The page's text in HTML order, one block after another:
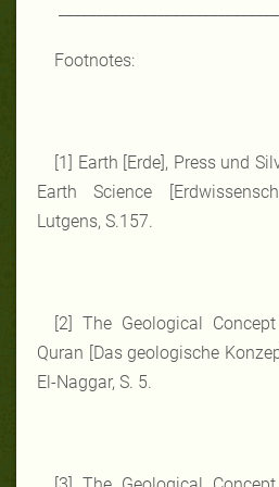
Footnotes:
[1] Earth [Erde], Press und
Earth Science
Lutgens, S.157.
[2] The Geological
Quran [Das geologische
El-Naggar, S. 5.